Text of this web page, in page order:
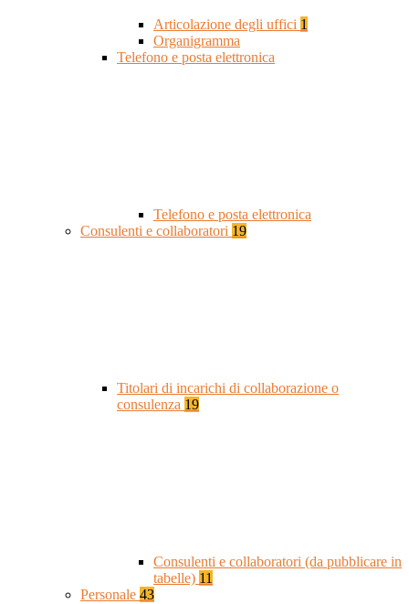
Articolazione degli uffici 1
Organigramma
Telefono e posta elettronica
Telefono e posta elettronica
Consulenti e collaboratori 19
Titolari di incarichi di collaborazione o
consulenza 19
Consulenti e collaboratori (da pubblicare in
tabelle) 11
Personale 43